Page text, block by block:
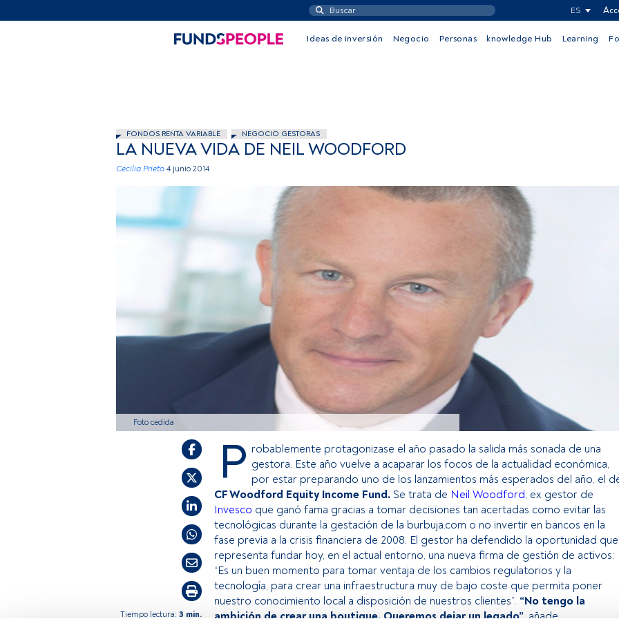
ES
Ideas de inversión Negocio Personas knowledge Hub Learning
FONDOS RENTA VARIABLE NEGOCIO GESTORAS
LA NUEVA VIDA DE NEIL WOODFORD
Cecilia Prieto 4 junio 2014
Foto cedida
Tiempo lectura: 3 min.
P robablemente protagonizase el año pasado la salida más sonada de una
gestora. Este año vuelve a acaparar los focos de la actualidad económica,
por estar preparando uno de los lanzamientos más esperados del año, el
CF Woodford Equity Income Fund. Se trata de Neil Woodford, ex gestor de
Invesco que ganó fama gracias a tomar decisiones tan acertadas como evitar las
tecnológicas durante la gestación de la burbuja.com o no invertir en bancos en la
fase previa a la crisis financiera de 2008. El gestor ha defendido la oportunidad que
representa fundar hoy, en el actual entorno, una nueva firma de gestión de activos:
“Es un buen momento para tomar ventaja de los cambios regulatorios y la
tecnología, para crear una infraestructura muy de bajo coste que permita poner
nuestro conocimiento local a disposición de nuestros clientes”. “No tengo la
ambición de crear una boutique. Queremos dejar un legado” , añade.